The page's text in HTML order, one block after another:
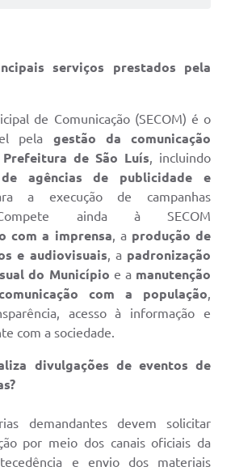
serviços prestados pela
de Comunicação (SECOM) é o
pela gestão da comunicação
de São Luís, incluindo
agências de publicidade e
a execução de campanhas
ainda à SECOM
com a imprensa, a produção de
e audiovisuais, a padronização
do Município e a manutenção
com a população,
acesso à informação e
com a sociedade.
divulgações de eventos de
demandantes devem solicitar
por meio dos canais oficiais da
e envio dos materiais